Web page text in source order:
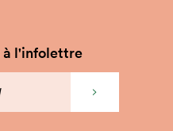
à l'infolettre